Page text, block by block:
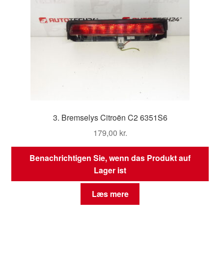
3. Bremselys Citroën C2 6351S6
179,00 kr.
Benachrichtigen Sie, wenn das Produkt auf
Lager ist
Læs mere